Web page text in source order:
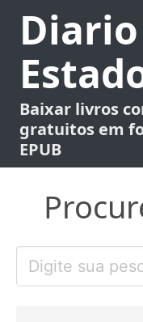
Baixar livros
gratuitos em
EPUB